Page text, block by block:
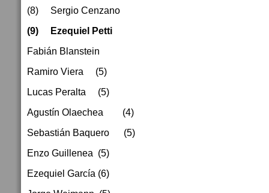
(8) Sergio Cenzano
(9) Ezequiel Petti
Fabián Blanstein
Ramiro Viera (5)
Lucas Peralta (5)
Agustín Olaechea (4)
Sebastián Baquero (5)
Enzo Guillenea (5)
Ezequiel García (6)